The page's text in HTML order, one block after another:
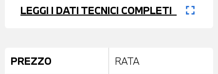
LEGGI I DATI TECNICI COMPLETI fullscreen
PREZZO RATA